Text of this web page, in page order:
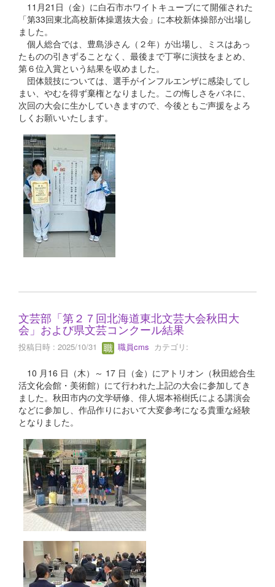
11月21日（金）に白石市ホワイトキューブにて開催された
「第33回東北高校新体操選抜大会」に本校新体操部が出場し
ました。
個人総合では、豊島渉さん（２年）が出場し、ミスはあっ
たものの引きずることなく、最後まで丁寧に演技をまとめ、
第６位入賞という結果を収めました。
団体競技については、選手がインフルエンザに感染してし
まい、やむを得ず棄権となりました。この悔しさをバネに、
次回の大会に生かしていきますので、今後ともご声援をよろ
しくお願いいたします。
文芸部「第２７回北海道東北文芸大会秋田大
会」および県文芸コンクール結果
投稿日時 : 2025/10/31 職員cms カテゴリ:
10 月16 日（木）～ 17 日（金）にアトリオン（秋田総合生
活文化会館・美術館）にて行われた上記の大会に参加してき
ました。秋田市内の文学研修、俳人堀本裕樹氏による講演会
などに参加し、作品作りにおいて大変参考になる貴重な経験
となりました。